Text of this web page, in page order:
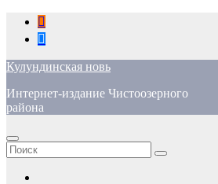
Перейти
содержимому
Кулундинская новь
Интернет-издание Чистоозерного
района